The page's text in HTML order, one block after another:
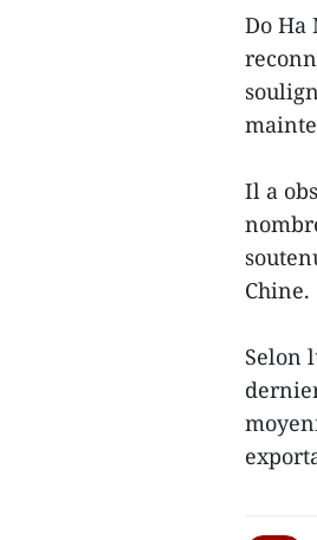
Do Ha
Il a
Chine.
Selon